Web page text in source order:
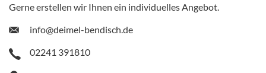
Gerne erstellen wir Ihnen ein individuelles Angebot.
info@deimel-bendisch.de
02241 391810